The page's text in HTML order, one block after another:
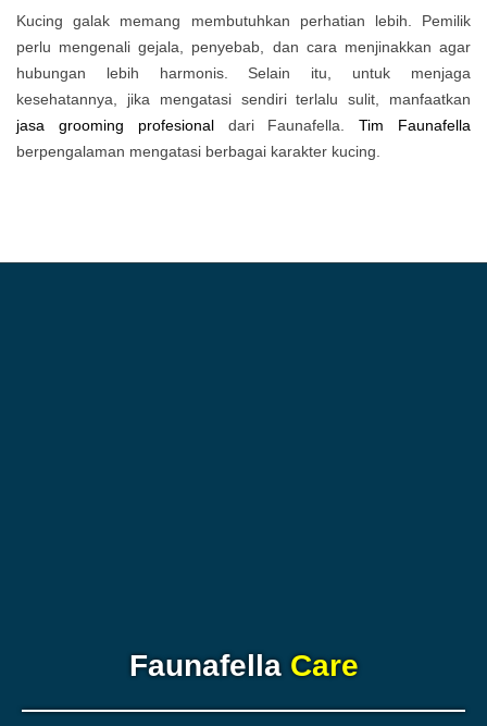
Kucing galak memang membutuhkan perhatian lebih. Pemilik
perlu mengenali gejala, penyebab, dan cara menjinakkan agar
hubungan lebih harmonis. Selain itu, untuk menjaga
kesehatannya, jika mengatasi sendiri terlalu sulit, manfaatkan
jasa grooming profesionaldari Faunafella.Tim Faunafella
berpengalaman mengatasi berbagai karakter kucing.
FaunafellaCare